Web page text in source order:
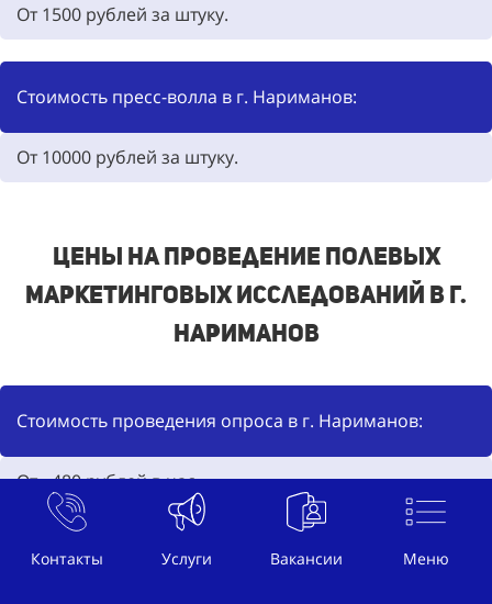
Контакты Услуги Вакансии Меню
От 1500 рублей за штуку.
Стоимость пресс-волла в г. Нариманов:
От 10000 рублей за штуку.
Цены на проведение полевых
маркетинговых исследований в г.
Нариманов
Стоимость проведения опроса в г. Нариманов:
От -480рублей в час
Стоимость замера пешеходного трафика в г.